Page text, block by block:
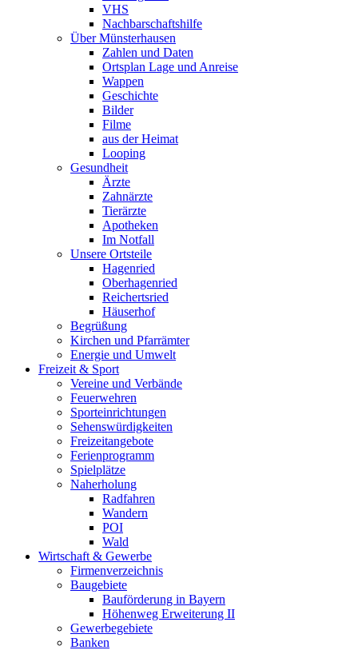
VHS
Nachbarschaftshilfe
Über Münsterhausen
Zahlen und Daten
Ortsplan Lage und Anreise
Wappen
Geschichte
Bilder
Filme
aus der Heimat
Looping
Gesundheit
Ärzte
Zahnärzte
Tierärzte
Apotheken
Im Notfall
Unsere Ortsteile
Hagenried
Oberhagenried
Reichertsried
Häuserhof
Begrüßung
Kirchen und Pfarrämter
Energie und Umwelt
Freizeit & Sport
Vereine und Verbände
Feuerwehren
Sporteinrichtungen
Sehenswürdigkeiten
Freizeitangebote
Ferienprogramm
Spielplätze
Naherholung
Radfahren
Wandern
POI
Wald
Wirtschaft & Gewerbe
Firmenverzeichnis
Baugebiete
Bauförderung in Bayern
Höhenweg Erweiterung II
Gewerbegebiete
Banken